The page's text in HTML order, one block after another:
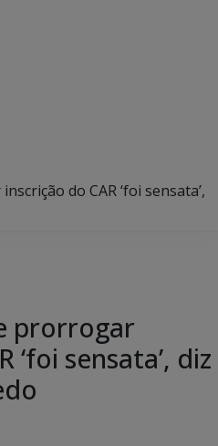
do CAR ‘foi sensata’,
prorrogar
‘foi sensata’, diz